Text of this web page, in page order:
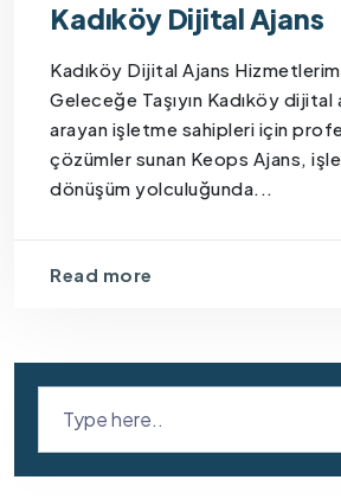
Kadıköy Dijital Ajans
Kadıköy Dijital Ajans
Geleceğe Taşıyın Kadıköy
arayan işletme sahipleri için
çözümler sunan Keops Ajans,
dönüşüm yolculuğunda...
Read more